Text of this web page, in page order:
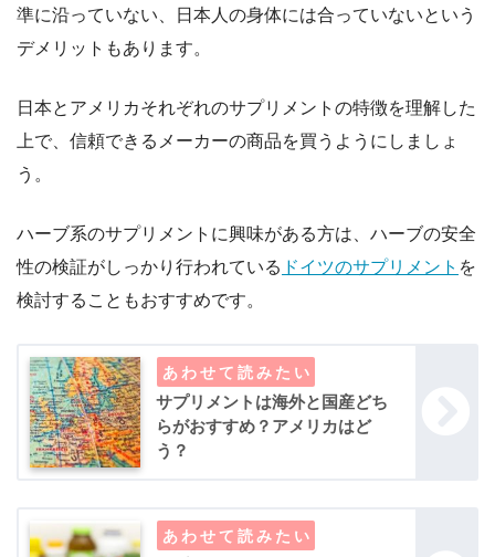
準に沿っていない、日本人の身体には合っていないという
デメリットもあります。
日本とアメリカそれぞれのサプリメントの特徴を理解した
上で、信頼できるメーカーの商品を買うようにしましょ
う。
ハーブ系のサプリメントに興味がある方は、ハーブの安全
性の検証がしっかり行われている ドイツのサプリメント を
検討することもおすすめです。
サプリメントは海外と国産どち
らがおすすめ？アメリカはど
う？